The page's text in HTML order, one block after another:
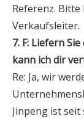
Referenz.
Verkaufsleiter.
7. F: Liefern
kann ich dir
Re: Ja, wir
Jinpeng ist